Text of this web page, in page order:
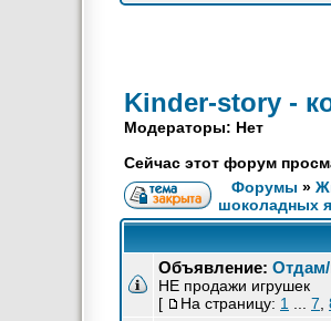
Kinder-story -
Модераторы: Нет
Сейчас этот форум
Форумы »
шоколадных
Объявление:
НЕ продажи игрушек
[
На страницу: 1 7